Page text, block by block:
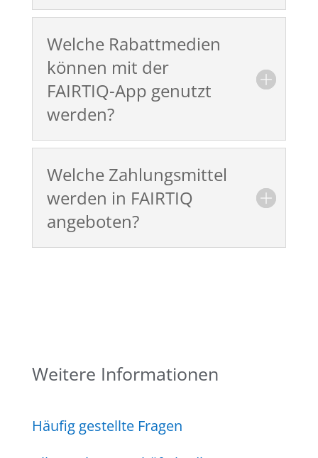
Welche Rabattmedien
können mit der
FAIRTIQ-App genutzt
werden?
Welche Zahlungsmittel
werden in FAIRTIQ
angeboten?
Weitere Informationen
Häufig gestellte Fragen